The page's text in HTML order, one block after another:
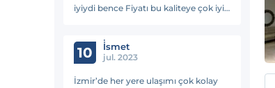
iyiydi bence Fiyatı bu kaliteye çok iyi
10 İ̇smet
jul. 2023
İzmir’de her yere ulaşımı çok kolay